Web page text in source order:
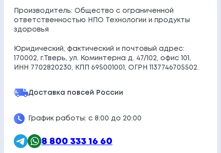
Производитель: Общество с ограниченной
ответственностью НПО Технологии и продукты
здоровья
Юридический, фактический и почтовый адрес:
170002, г.Тверь, ул. Коминтерна д. 47/102, офис 101,
ИНН 7702820230, КПП 695001001, ОГРН 1137746705502.
Доставка повсей России
График работы: с 8:00 до 20:00
8 800 333 16 60